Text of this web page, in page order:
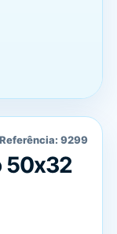
Referência: 9299
50x32